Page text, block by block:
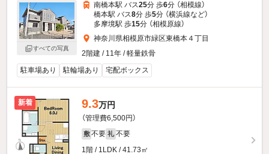
すべての写真
南橋本駅 バス25分 歩6分 （相模線）
橋本駅 バス8分 歩5分 （横浜線など）
多摩境駅 歩15分 （相模原線）
神奈川県相模原市緑区東橋本４丁目
2階建 / 11年 / 軽量鉄骨
駐車場あり
駐輪場あり 宅配ボックス
新着 9.3万円
（管理費6,500円）
敷 不要 礼 不要
1階 / 1LDK / 41.73㎡